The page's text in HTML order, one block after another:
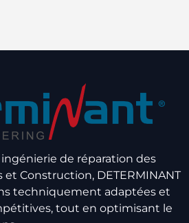
de réparation des
Construction, DETERMINANT
techniquement adaptées et
tout en optimisant le